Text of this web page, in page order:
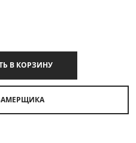
ДОБАВИТЬ В КОРЗИНУ
ЗАМЕРЩИКА